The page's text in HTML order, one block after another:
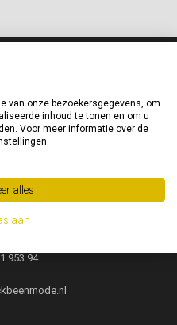
gerust contact met ons op!
953 94
953 94
van onze bezoekersgegevens, om
inhoud te tonen en om u
Voor meer informatie over de
alles
aan